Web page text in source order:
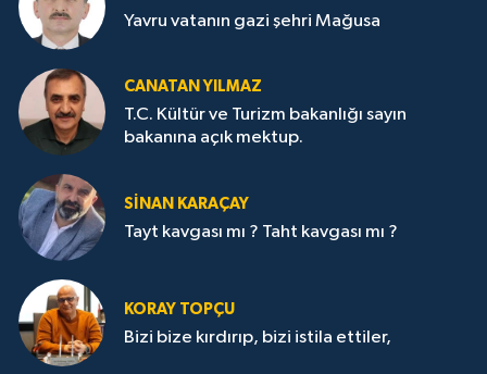
Yavru vatanın gazi şehri Mağusa
CANATAN YILMAZ
T.C. Kültür ve Turizm bakanlığı sayın
bakanına açık mektup.
SİNAN KARAÇAY
Tayt kavgası mı ? Taht kavgası mı ?
KORAY TOPÇU
Bizi bize kırdırıp, bizi istila ettiler,